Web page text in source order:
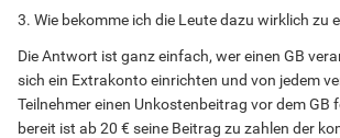
3. Wie bekomme ich die Leute dazu wirklich zu
Die Antwort ist ganz einfach, wer einen GB
sich ein Extrakonto einrichten und von jedem
Teilnehmer einen Unkostenbeitrag vor dem GB
bereit ist ab 20 € seine Beitrag zu zahlen der